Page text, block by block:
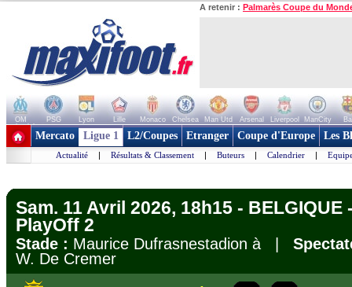
A retenir : Palmarès Coupe du
OM PSG Lyon Lille Monaco Chelsea Man Utd Arsenal Liverpool ManCity
+ de clubs
Mercato Ligue 1 L2/Coupes Etranger Coupe d'Europe Les
Actualité | Résultats & Classement | Buteurs | Calendrier |
Sam. 11 Avril 2026, 18h15 - BELGIQUE
PlayOff 2
Stade : Maurice Dufrasnestadion à |
W. De Cremer